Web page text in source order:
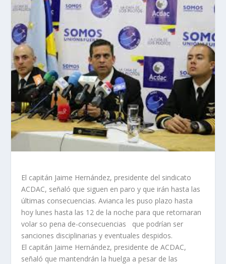
El capitán Jaime Hernández, presidente del sindicato
ACDAC, señaló que siguen en paro y que irán hasta las
últimas consecuencias. Avianca les puso plazo hasta
hoy lunes hasta las 12 de la noche para que retornaran
volar so pena de-consecuencias que podrían ser
sanciones disciplinarias y eventuales despidos.
El capitán Jaime Hernández, presidente de ACDAC,
señaló que mantendrán la huelga a pesar de las